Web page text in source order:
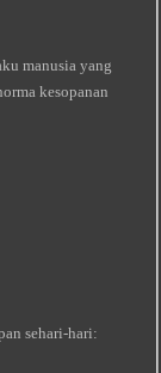
manusia yang
kesopanan
sehari-hari: